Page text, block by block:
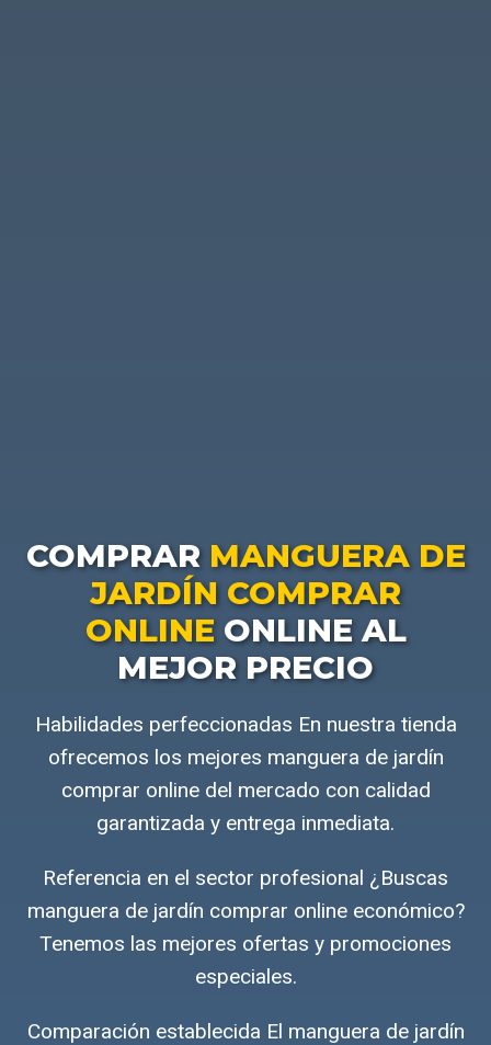
COMPRAR MANGUERA DE
JARDÍN COMPRAR
ONLINEONLINE AL
MEJOR PRECIO
Habilidades perfeccionadas En nuestra tienda
ofrecemos los mejores manguera de jardín
comprar online del mercado con calidad
garantizada y entrega inmediata.
Referencia en el sector profesional ¿Buscas
manguera de jardín comprar online económico?
Tenemos las mejores ofertas y promociones
especiales.
Comparación establecida El manguera de jardín